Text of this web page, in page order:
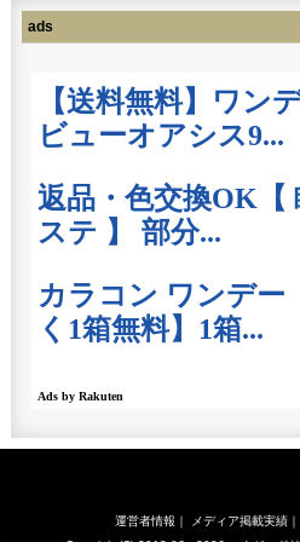
ads
運営者情報 ｜ メディア掲載実績｜